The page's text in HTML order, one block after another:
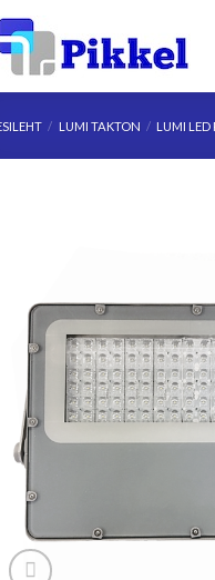
/ LUMI TAKTON / LUMI LED